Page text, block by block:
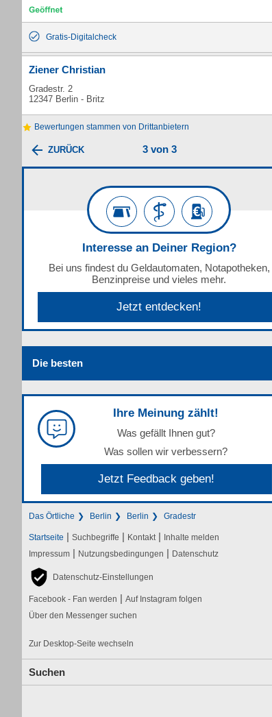
Gratis-Digitalcheck
Ziener Christian
Gradestr. 2
12347 Berlin - Britz
Bewertungen stammen von Drittanbietern
ZURÜCK 3 von 3
Interesse an Deiner Region?
Bei uns findest du Geldautomaten, Notapotheken,
Benzinpreise und vieles mehr.
Jetzt entdecken!
Die besten
Ihre Meinung zählt!
Was gefällt Ihnen gut?
Was sollen wir verbessern?
Jetzt Feedback geben!
Das Örtliche Berlin Berlin Gradestr
Startseite | Suchbegriffe | Kontakt | Inhalte melden
Impressum | Nutzungsbedingungen | Datenschutz
Datenschutz-Einstellungen
Facebook - Fan werden | Auf Instagram folgen
Über den Messenger suchen
Zur Desktop-Seite wechseln
Suchen